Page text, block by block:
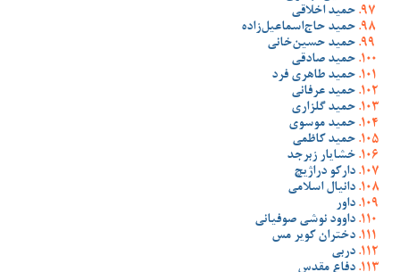
حمید اخلاقی
حمید حاج‌اسماعیل‌زاده
حمید حسین‌خانی
حمید صادقی
حمید طاهری فرد
حمید عرفانی
حمید گلزاری
حمید موسوی
حمید کاظمی
خشایار زبرجد
دارکو دراژیچ
دانیال اسلامی
داور
داوود نوشی صوفیانی
دختران کویر مس
دربی
دفاع مقدس